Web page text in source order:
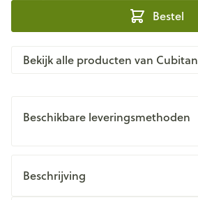
Bestel
Bekijk alle producten van Cubitan
Beschikbare leveringsmethoden
Beschrijving